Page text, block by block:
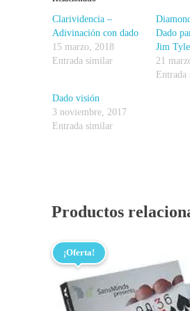
Clarividencia –
Adivinación con dado
15 marzo, 2018
Entrada similar
Dado
Jim
21
Dado visión
3 noviembre, 2017
Entrada similar
Productos
¡Oferta!